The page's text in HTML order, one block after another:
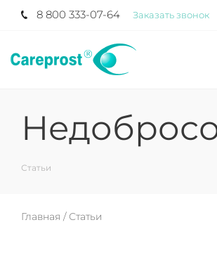
8 800 333-07-64 Заказать звонок
Статьи
Главная / Статьи